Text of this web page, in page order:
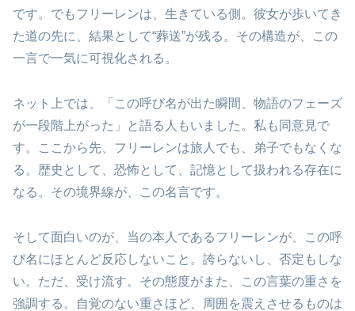
です。でもフリーレンは、生きている側。彼女が歩いてき
た道の先に、結果として“葬送”が残る。その構造が、この
一言で一気に可視化される。
ネット上では、「この呼び名が出た瞬間、物語のフェーズ
が一段階上がった」と語る人もいました。私も同意見で
す。ここから先、フリーレンは旅人でも、弟子でもなくな
る。歴史として、恐怖として、記憶として扱われる存在に
なる。その境界線が、この名言です。
そして面白いのが、当の本人であるフリーレンが、この呼
び名にほとんど反応しないこと。誇らないし、否定もしな
い。ただ、受け流す。その態度がまた、この言葉の重さを
強調する。自覚のない重さほど、周囲を震えさせるものは